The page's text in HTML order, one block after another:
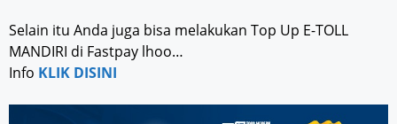
Selain itu Anda juga bisa melakukan Top Up E-TOLL
MANDIRI di Fastpay lhoo…
Info KLIK DISINI